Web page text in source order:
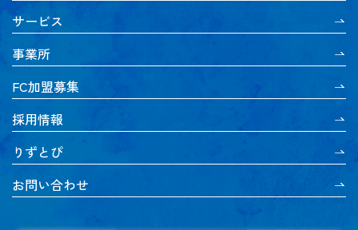
サービス
事業所
FC加盟募集
採用情報
りずとぴ
お問い合わせ